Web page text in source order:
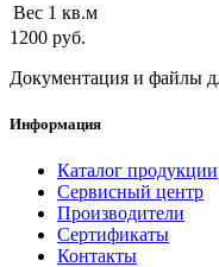
Вес 1 кв.м
1200 руб.
Документация и файлы
Информация
Каталог продукции
Сервисный центр
Производители
Сертификаты
Контакты